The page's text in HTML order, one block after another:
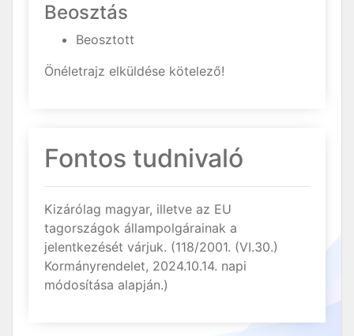
Beosztás
Beosztott
Önéletrajz elküldése kötelező!
Fontos tudnivaló
Kizárólag magyar, illetve az EU
tagországok állampolgárainak a
jelentkezését várjuk. (118/2001. (VI.30.)
Kormányrendelet, 2024.10.14. napi
módosítása alapján.)